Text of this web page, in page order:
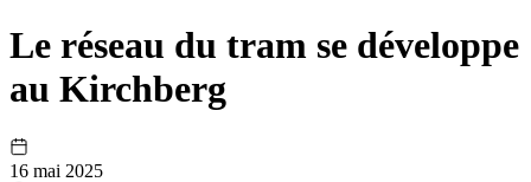
Le réseau du tram se développe
au Kirchberg
16 mai 2025